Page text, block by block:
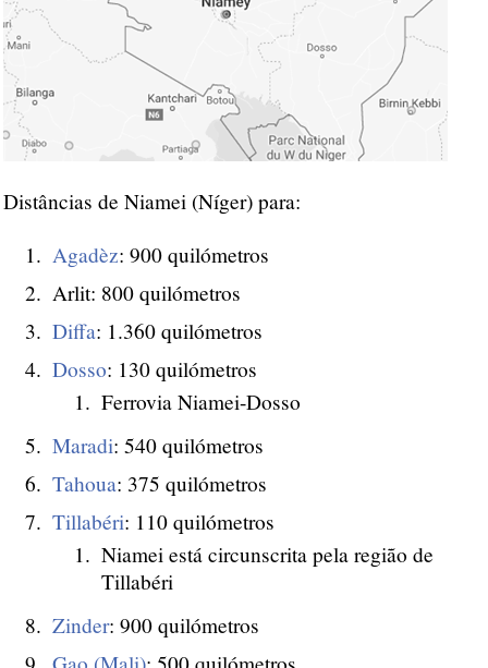
Distâncias de Niamei (Níger) para:
Agadèz: 900 quilómetros
Arlit: 800 quilómetros
Diffa: 1.360 quilómetros
Dosso: 130 quilómetros
Ferrovia Niamei-Dosso
Maradi: 540 quilómetros
Tahoua: 375 quilómetros
Tillabéri: 110 quilómetros
Niamei está circunscrita pela região de
Tillabéri
Zinder: 900 quilómetros